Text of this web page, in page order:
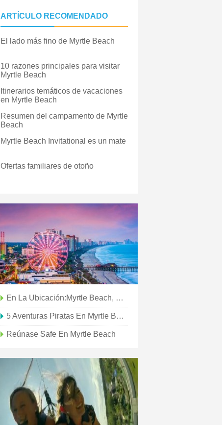
ARTÍCULO RECOMENDADO
El lado más fino de Myrtle Beach
10 razones principales para visitar
Myrtle Beach
Itinerarios temáticos de vacaciones
en Myrtle Beach
Resumen del campamento de Myrtle
Beach
Myrtle Beach Invitational es un mate
Ofertas familiares de otoño
En La Ubicación:Myrtle Beach, Carolina Del Sur
5 Aventuras Piratas En Myrtle Beach, CAROLINA DEL SUR
Reúnase Safe En Myrtle Beach